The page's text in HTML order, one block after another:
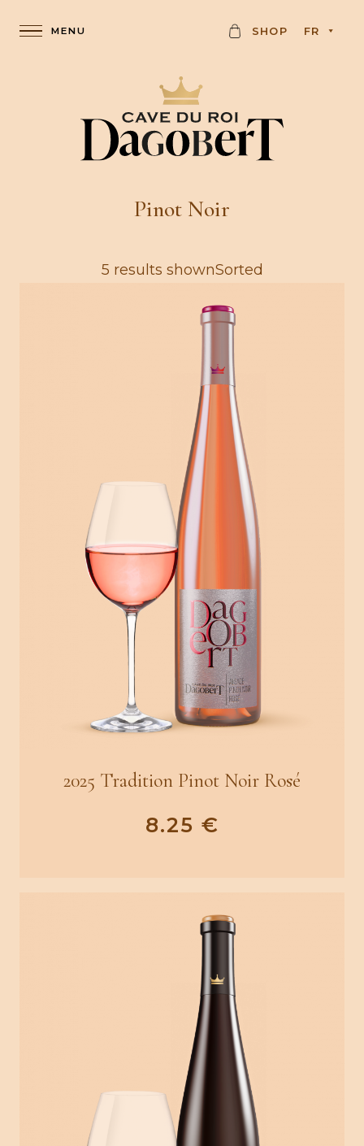
C SHOP FR
Pinot Noir
5 results shownSorted
2025 Tradition Pinot Noir Rosé
8.25 €